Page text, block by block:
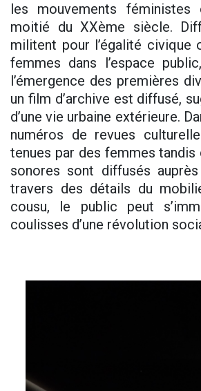
les mouvements
moitié du XXème siècle.
militent pour l’égalité civique
femmes dans l’espace
l’émergence des premières
un film d’archive est diffusé,
d’une vie urbaine extérieure.
numéros de revues
tenues par des femmes
sonores sont diffusés auprès
travers des détails du
cousu, le public peut
coulisses d’une révolution